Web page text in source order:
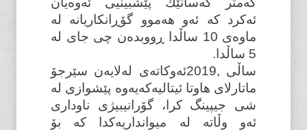
ئەکرد کە ئەو هەموو گۆڕانکاریانە لە
ماوەی 10 ساڵدا ڕووبدەن چی جای لە
5 ساڵدا.
ساڵی ,2019ئەوکاتەی لەلایەن سێرجۆ
ماتارلای هاوتا ئیتالیەکەیەوە پێشوازی لە
شی جیپینگ کرا، گۆرانیبیژی ناوداری
ئەو وڵاتە لە میوانداریەکدا کە بۆ